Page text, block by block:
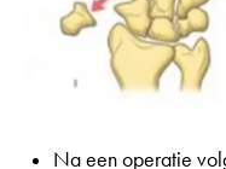
Na een operatie